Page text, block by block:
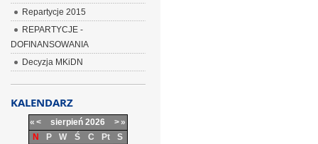
Repartycje 2015
REPARTYCJE -
DOFINANSOWANIA
Decyzja MKiDN
KALENDARZ
« < sierpień 2026 >»
N
P W Ś C Pt
S